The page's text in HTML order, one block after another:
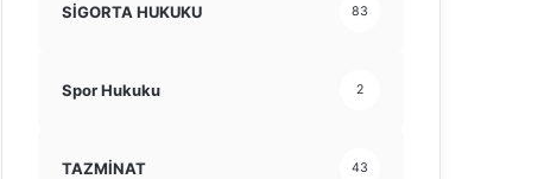
SİGORTA HUKUKU 83
Spor Hukuku 2
TAZMİNAT 43